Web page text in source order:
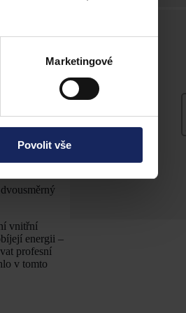
Marketingové
Povolit vše
a
nebo
a
a často i
se zkrátka
vnitřní
energii –
profesní
v tomto